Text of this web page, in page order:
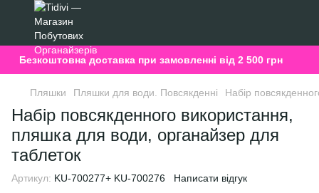
Безкоштовна доставка при замовленні від 2 500 грн
Пляшки Пляшки для води. Повсякденні Набір
Набір повсякденного використання,
пляшка для води, органайзер для
таблеток
Артикул: KU-700277+ KU-700276 Написати відгук